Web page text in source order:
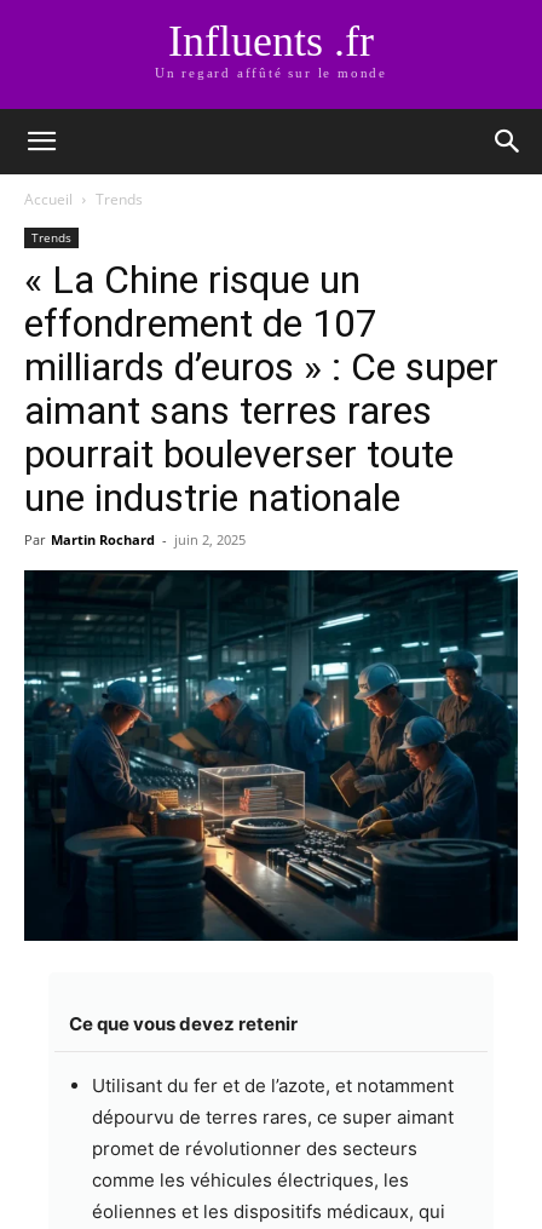
Influents .fr
Un regard affûté sur le monde
Accueil Trends
Trends
« La Chine risque un
effondrement de 107
milliards d’euros » : Ce super
aimant sans terres rares
pourrait bouleverser toute
une industrie nationale
Par Martin Rochard - juin 2, 2025
Ce que vous devez retenir
Utilisant du fer et de l’azote, et notamment
dépourvu de terres rares, ce super aimant
promet de révolutionner des secteurs
comme les véhicules électriques, les
éoliennes et les dispositifs médicaux, qui